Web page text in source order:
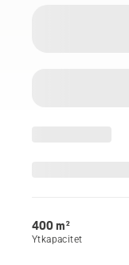
400 m²
Ytkapacitet